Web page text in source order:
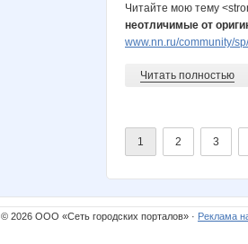
Читайте мою тему
неотличимые от
www.nn.ru/community/
Читать полностью
1 2 3
© 2026 ООО «Сеть городских порталов» · Реклама